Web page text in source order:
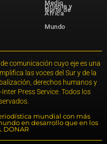
Medio
Oriente y
Norte de
África
Mundo
comunicación cuyo eje es una
las voces del Sur y de la
derechos humanos y
Press Service. Todos los
mundial con más
en desarrollo que en los
DONAR